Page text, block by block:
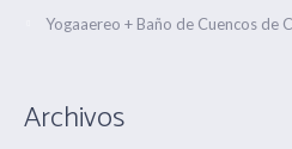
Yogaaereo + Baño de Cuencos de
Archivos